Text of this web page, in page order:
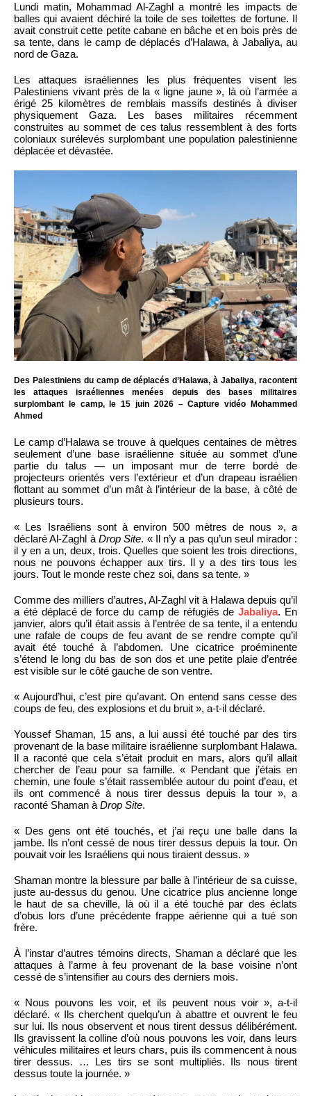
Lundi matin, Mohammad Al-Zaghl a montré les impacts de
balles qui avaient déchiré la toile de ses toilettes de fortune. Il
avait construit cette petite cabane en bâche et en bois près de
sa tente, dans le camp de déplacés d’Halawa, à Jabaliya, au
nord de Gaza.
Les attaques israéliennes les plus fréquentes visent les
Palestiniens vivant près de la « ligne jaune », là où l’armée a
érigé 25 kilomètres de remblais massifs destinés à diviser
physiquement Gaza. Les bases militaires récemment
construites au sommet de ces talus ressemblent à des forts
coloniaux surélevés surplombant une population palestinienne
déplacée et dévastée.
Des Palestiniens du camp de déplacés d’Halawa, à Jabaliya, racontent
les attaques israéliennes menées depuis des bases militaires
surplombant le camp, le 15 juin 2026 – Capture vidéo Mohammed
Ahmed
Le camp d’Halawa se trouve à quelques centaines de mètres
seulement d’une base israélienne située au sommet d’une
partie du talus — un imposant mur de terre bordé de
projecteurs orientés vers l’extérieur et d’un drapeau israélien
flottant au sommet d’un mât à l’intérieur de la base, à côté de
plusieurs tours.
« Les Israéliens sont à environ 500 mètres de nous », a
déclaré Al-Zaghl à Drop Site. « Il n’y a pas qu’un seul mirador :
il y en a un, deux, trois. Quelles que soient les trois directions,
nous ne pouvons échapper aux tirs. Il y a des tirs tous les
jours. Tout le monde reste chez soi, dans sa tente. »
Comme des milliers d’autres, Al-Zaghl vit à Halawa depuis qu’il
a été déplacé de force du camp de réfugiés deJabaliya. En
janvier, alors qu’il était assis à l’entrée de sa tente, il a entendu
une rafale de coups de feu avant de se rendre compte qu’il
avait été touché à l’abdomen. Une cicatrice proéminente
s’étend le long du bas de son dos et une petite plaie d’entrée
est visible sur le côté gauche de son ventre.
« Aujourd’hui, c’est pire qu’avant. On entend sans cesse des
coups de feu, des explosions et du bruit », a-t-il déclaré.
Youssef Shaman, 15 ans, a lui aussi été touché par des tirs
provenant de la base militaire israélienne surplombant Halawa.
Il a raconté que cela s’était produit en mars, alors qu’il allait
chercher de l’eau pour sa famille. « Pendant que j’étais en
chemin, une foule s’était rassemblée autour du point d’eau, et
ils ont commencé à nous tirer dessus depuis la tour », a
raconté Shaman à Drop Site.
« Des gens ont été touchés, et j’ai reçu une balle dans la
jambe. Ils n’ont cessé de nous tirer dessus depuis la tour. On
pouvait voir les Israéliens qui nous tiraient dessus. »
Shaman montre la blessure par balle à l’intérieur de sa cuisse,
juste au-dessus du genou. Une cicatrice plus ancienne longe
le haut de sa cheville, là où il a été touché par des éclats
d’obus lors d’une précédente frappe aérienne qui a tué son
frère.
À l’instar d’autres témoins directs, Shaman a déclaré que les
attaques à l’arme à feu provenant de la base voisine n’ont
cessé de s’intensifier au cours des derniers mois.
« Nous pouvons les voir, et ils peuvent nous voir », a-t-il
déclaré. « Ils cherchent quelqu’un à abattre et ouvrent le feu
sur lui. Ils nous observent et nous tirent dessus délibérément.
Ils gravissent la colline d’où nous pouvons les voir, dans leurs
véhicules militaires et leurs chars, puis ils commencent à nous
tirer dessus. … Les tirs se sont multipliés. Ils nous tirent
dessus toute la journée. »